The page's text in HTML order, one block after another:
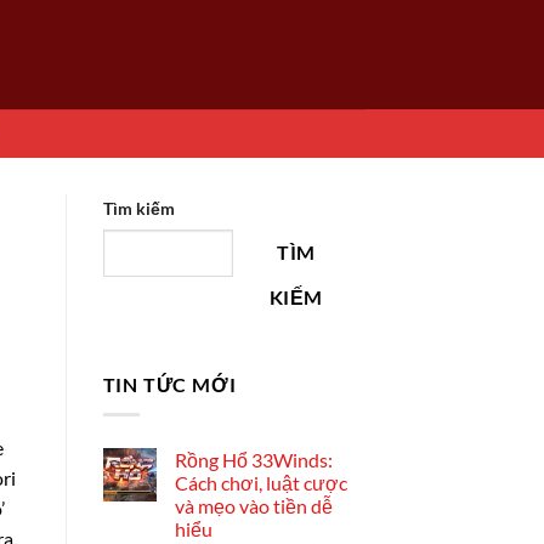
Tìm kiếm
TÌM
KIẾM
TIN TỨC MỚI
Rồng Hổ 33Winds:
Cách chơi, luật cược
và mẹo vào tiền dễ
hiểu